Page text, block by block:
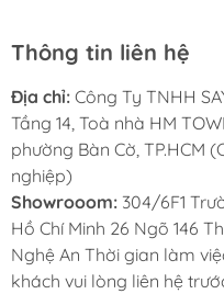
Bộ để dao thớt
Bộ khung liên kết
thớt
Bộ ray giảm
thớt
Bộ phụ kiện gắn
Thông tin liên hệ
Địa chỉ: Công Ty TNHH
Tầng 14, Toà nhà HM
phường Bàn Cờ, TP.HCM
nghiệp)
Showrooom: 304/6F1
Hồ Chí Minh 26 Ngõ 146
Nghệ An Thời gian làm
khách vui lòng liên hệ